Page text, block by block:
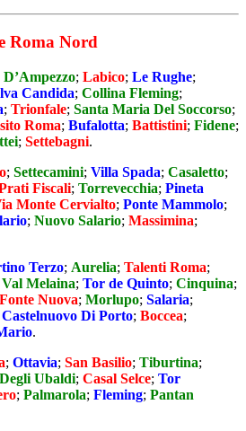
Roma Nord
; Labico; Le Rughe;
Candida; Collina Fleming;
; Trionfale; Santa Maria Del Soccorso;
Roma; Bufalotta; Battistini; Fidene;
; Settebagni.
; Settecamini; Villa Spada; Casaletto;
Fiscali; Torrevecchia; Pineta
Monte Cervialto; Ponte Mammolo;
; Nuovo Salario; Massimina;
Terzo; Aurelia; Talenti Roma;
Val Melaina; Tor de Quinto; Cinquina;
Fonte Nuova; Morlupo; Salaria;
Castelnuovo Di Porto; Boccea;
.
; Ottavia; San Basilio; Tiburtina;
Ubaldi; Casal Selce; Tor
; Palmarola; Fleming; Pantan